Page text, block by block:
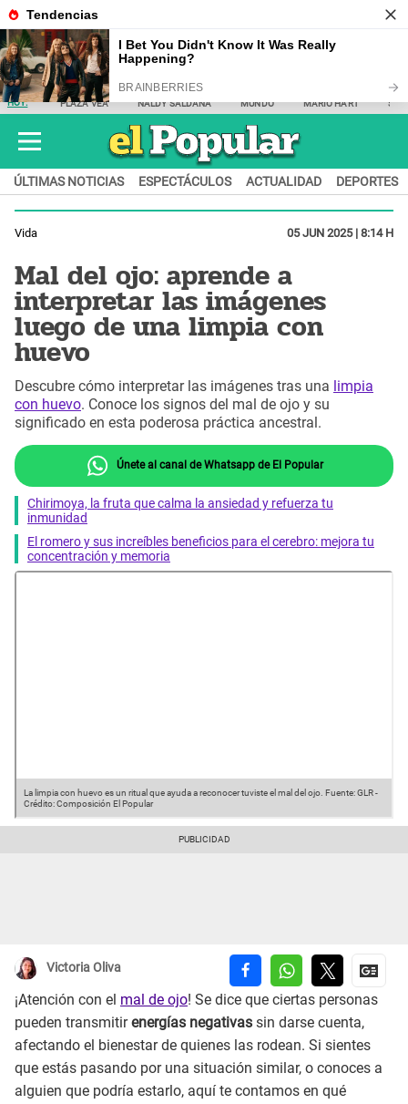
HOY: PLAZA VEA NALDY SALDAÑA MUNDO MARIO HART
ÚLTIMAS NOTICIAS ESPECTÁCULOS ACTUALIDAD DEPORTES
Vida 05 JUN 2025 | 8:14 H
Mal del ojo: aprende a
interpretar las imágenes
luego de una limpia con
huevo
Descubre cómo interpretar las imágenes tras una limpia
con huevo. Conoce los signos del mal de ojo y su
significado en esta poderosa práctica ancestral.
Únete al canal de Whatsapp de El Popular
Chirimoya, la fruta que calma la ansiedad y refuerza tu
inmunidad
El romero y sus increíbles beneficios para el cerebro: mejora tu
concentración y memoria
La limpia con huevo es un ritual que ayuda a reconocer tuviste el mal del ojo. Fuente: GLR-
Crédito: Composición El Popular
Victoria Oliva
¡Atención con el mal de ojo! Se dice que ciertas personas
pueden transmitirenergías negativas sin darse cuenta,
afectando el bienestar de quienes las rodean. Si sientes
que estás pasando por una situación similar, o conoces a
alguien que podría estarlo, aquí te contamos en qué